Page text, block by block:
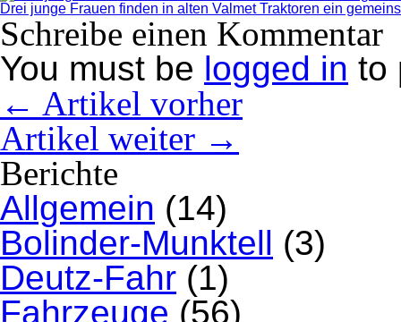
Drei junge Frauen finden in alten Valmet Traktoren ein
Schreibe einen Kommentar
You must be logged in to
← Artikel vorher
Artikel weiter →
Berichte
Allgemein (14)
Bolinder-Munktell (3)
Deutz-Fahr (1)
Fahrzeuge (56)